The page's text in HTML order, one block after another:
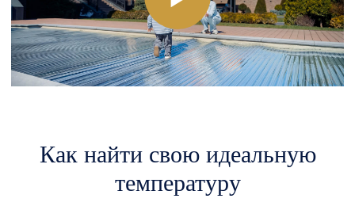
Как найти свою идеальную
температуру